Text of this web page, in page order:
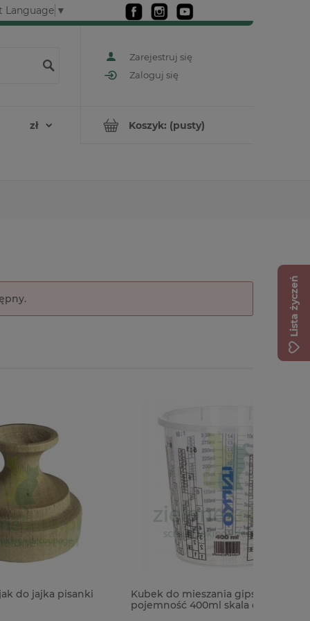
Language ▼
Zarejestruj się
Zaloguj się
Koszyk: (pusty)
Kubek do mieszania gipsu z podziałką
pojemność 400ml skala do 325 ml
Lista życzeń